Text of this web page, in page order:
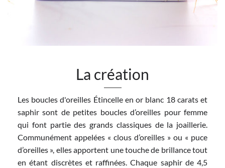
La création
Les boucles d'oreilles Étincelle en or blanc 18 carats et
saphir sont de petites boucles d’oreilles pour femme
qui font partie des grands classiques de la joaillerie.
Communément appelées « clous d’oreilles » ou « puce
d’oreilles », elles apportent une touche de brillance tout
en étant discrètes et raffinées. Chaque saphir de 4,5